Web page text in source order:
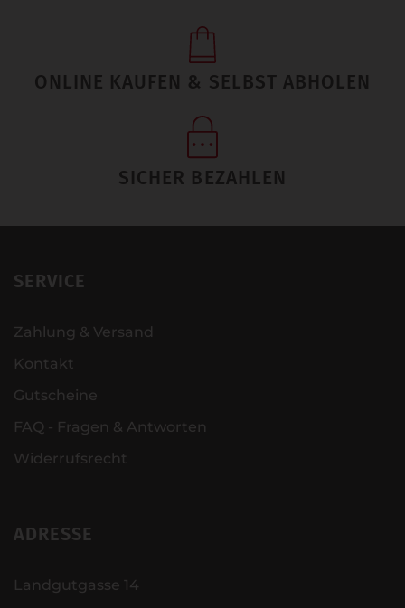
ONLINE KAUFEN & SELBST ABHOLEN
SICHER BEZAHLEN
SERVICE
Zahlung & Versand
Kontakt
Gutscheine
FAQ - Fragen & Antworten
Widerrufsrecht
ADRESSE
Landgutgasse 14